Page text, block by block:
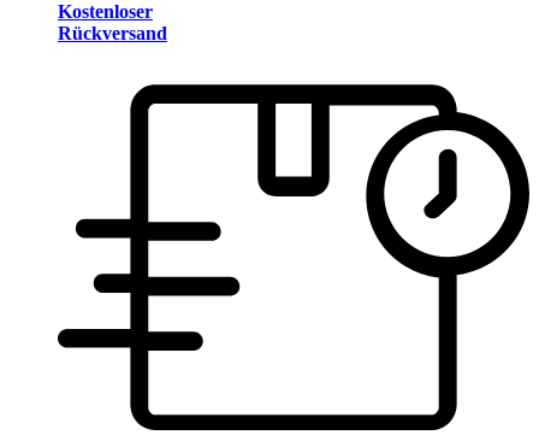
Kostenloser
Rückversand